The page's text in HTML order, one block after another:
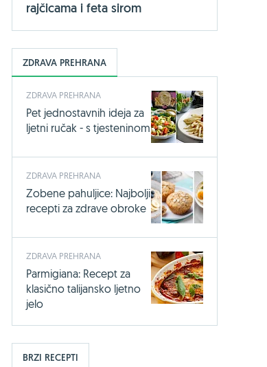
rajčicama i feta sirom
ZDRAVA PREHRANA
ZDRAVA PREHRANA
Pet jednostavnih ideja za
ljetni ručak - s tjesteninom
ZDRAVA PREHRANA
Zobene pahuljice: Najbolji
recepti za zdrave obroke
ZDRAVA PREHRANA
Parmigiana: Recept za
klasično talijansko ljetno
jelo
BRZI RECEPTI